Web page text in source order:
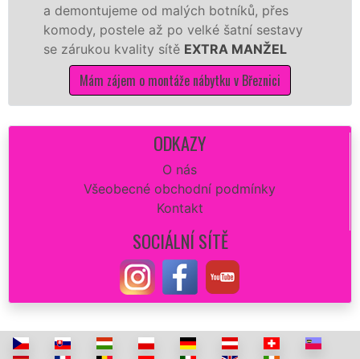
od malých botníků, přes
postele až po velké šatní sestavy
kvality sítěEXTRA MANŽEL
zájem o montáže nábytku v Březnici
manželé
ODKAZY
O nás
Všeobecné obchodní podmínky
Kontakt
SOCIÁLNÍ SÍTĚ